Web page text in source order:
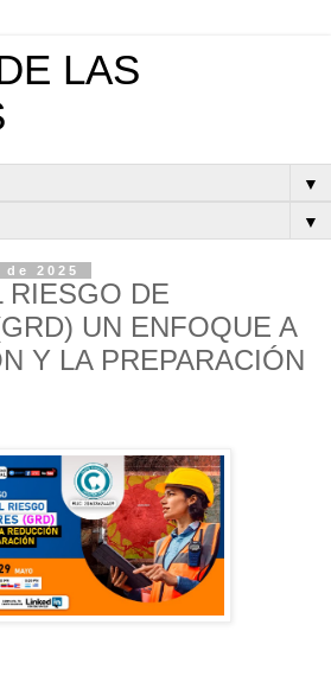
LAS
▼
▼
2025
RIESGO DE
UN ENFOQUE A
Y LA PREPARACIÓN